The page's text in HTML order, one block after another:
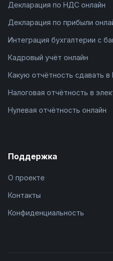
Декларация по НДС онлайн
Декларация по прибыли
Интеграция бухгалтерии с
Кадровый учёт онлайн
Какую отчётность сдавать в
Налоговая отчётность в
Нулевая отчётность онлайн
Поддержка
О проекте
Контакты
Конфиденциальность